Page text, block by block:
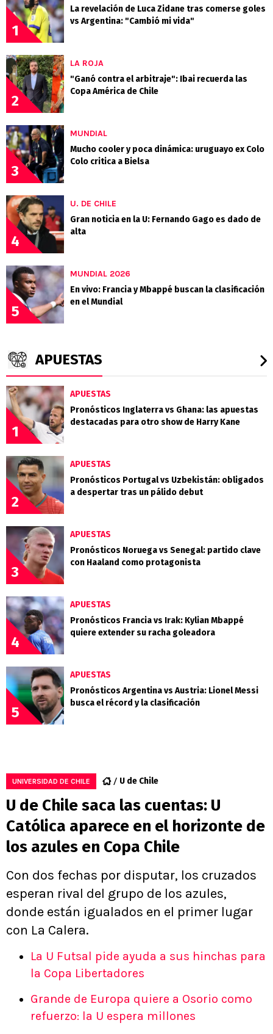
1
La revelación de Luca Zidane tras comerse goles
vs Argentina: "Cambió mi vida"
2
LA ROJA
"Ganó contra el arbitraje": Ibai recuerda las
Copa América de Chile
3
MUNDIAL
Mucho cooler y poca dinámica: uruguayo ex Colo
Colo critica a Bielsa
4
U. DE CHILE
Gran noticia en la U: Fernando Gago es dado de
alta
5
MUNDIAL 2026
En vivo: Francia y Mbappé buscan la clasificación
en el Mundial
APUESTAS
1
APUESTAS
Pronósticos Inglaterra vs Ghana: las apuestas
destacadas para otro show de Harry Kane
2
APUESTAS
Pronósticos Portugal vs Uzbekistán: obligados
a despertar tras un pálido debut
3
APUESTAS
Pronósticos Noruega vs Senegal: partido clave
con Haaland como protagonista
4
APUESTAS
Pronósticos Francia vs Irak: Kylian Mbappé
quiere extender su racha goleadora
5
APUESTAS
Pronósticos Argentina vs Austria: Lionel Messi
busca el récord y la clasificación
UNIVERSIDAD DE CHILE U de Chile
U de Chile saca las cuentas: U
Católica aparece en el horizonte de
los azules en Copa Chile
Con dos fechas por disputar, los cruzados
esperan rival del grupo de los azules,
donde están igualados en el primer lugar
con La Calera.
La U Futsal pide ayuda a sus hinchas para
la Copa Libertadores
Grande de Europa quiere a Osorio como
refuerzo: la U espera millones